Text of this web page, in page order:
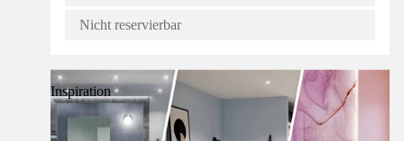
Nicht reservierbar
Inspiration